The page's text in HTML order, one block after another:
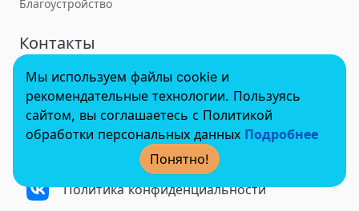
Благоустройство
Контакты
towerbuildforum@yandex.ru
© 2022 - 2025 InvestSteel, Inc. Все права защищены.
Политика конфиденциальности
Мы используем файлы cookie и
рекомендательные технологии. Пользуясь
сайтом, вы соглашаетесь с Политикой
обработки персональных данных Подробнее
Понятно!